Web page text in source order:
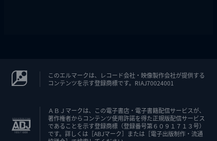
このエルマークは、レコード会社・映像製作会社が提供する
コンテンツを示す登録商標です。RIAJ70024001
ＡＢＪマークは、この電子書店・電子書籍配信サービスが、
著作権者からコンテンツ使用許諾を得た正規版配信サービス
であることを示す登録商標（登録番号第６０９１７１３号）
です。詳しくは［ABJマーク］または［電子出版制作・流通